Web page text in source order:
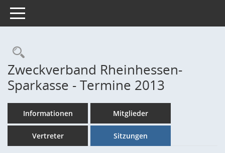
Toggle navigation
Rechercheauswahl
Zweckverband Rheinhessen-
Sparkasse - Termine 2013
Informationen Mitglieder
Vertreter Sitzungen